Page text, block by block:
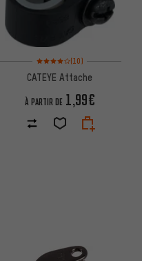
Note moyenne : 4 sur 5
(10)
CATEYE Attache
À PARTIR DE 1,99€